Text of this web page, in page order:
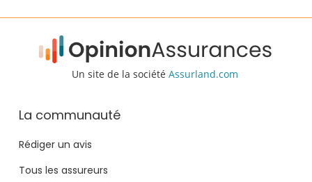
Un site de la société Assurland.com
La communauté
Rédiger un avis
Tous les assureurs